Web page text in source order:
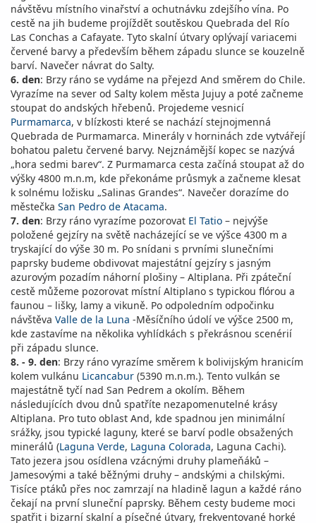
návštěvu místního vinařství a ochutnávku zdejšího vína. Po
cestě na jih budeme projíždět soutěskou Quebrada del Río
Las Conchas a Cafayate. Tyto skalní útvary oplývají variacemi
červené barvy a především během západu slunce se kouzelně
barví. Navečer návrat do Salty.
6. den: Brzy ráno se vydáme na přejezd And směrem do Chile.
Vyrazíme na sever od Salty kolem města Jujuy a poté začneme
stoupat do andských hřebenů. Projedeme vesnicí
Purmamarca, v blízkosti které se nachází stejnojmenná
Quebrada de Purmamarca. Minerály v horninách zde vytvářejí
bohatou paletu červené barvy. Nejznámější kopec se nazývá
„hora sedmi barev“. Z Purmamarca cesta začíná stoupat až do
výšky 4800 m.n.m, kde překonáme průsmyk a začneme klesat
k solnému ložisku „Salinas Grandes“. Navečer dorazíme do
městečka San Pedro de Atacama.
7. den: Brzy ráno vyrazíme pozorovat El Tatio – nejvýše
položené gejzíry na světě nacházející se ve výšce 4300 m a
tryskající do výše 30 m. Po snídani s prvními slunečními
paprsky budeme obdivovat majestátní gejzíry s jasným
azurovým pozadím náhorní plošiny – Altiplana. Při zpáteční
cestě můžeme pozorovat místní Altiplano s typickou flórou a
faunou – lišky, lamy a vikuně. Po odpoledním odpočinku
návštěva Valle de la Luna -Měsíčního údolí ve výšce 2500 m,
kde zastavíme na několika vyhlídkách s překrásnou scenérií
při západu slunce.
8. - 9. den: Brzy ráno vyrazíme směrem k bolivijským hranicím
kolem vulkánu Licancabur (5390 m.n.m.). Tento vulkán se
majestátně tyčí nad San Pedrem a okolím. Během
následujících dvou dnů spatříte nezapomenutelné krásy
Altiplana. Pro tuto oblast And, kde spadnou jen minimální
srážky, jsou typické laguny, které se barví podle obsažených
minerálů (Laguna Verde, Laguna Colorada, Laguna Cachi).
Tato jezera jsou osídlena vzácnými druhy plameňáků –
Jamesovými a také běžnými druhy – andskými a chilskými.
Tisíce ptáků přes noc zamrzají na hladině lagun a každé ráno
čekají na první sluneční paprsky. Během cesty budeme moci
spatřit i bizarní skalní a písečné útvary, frekventované horké